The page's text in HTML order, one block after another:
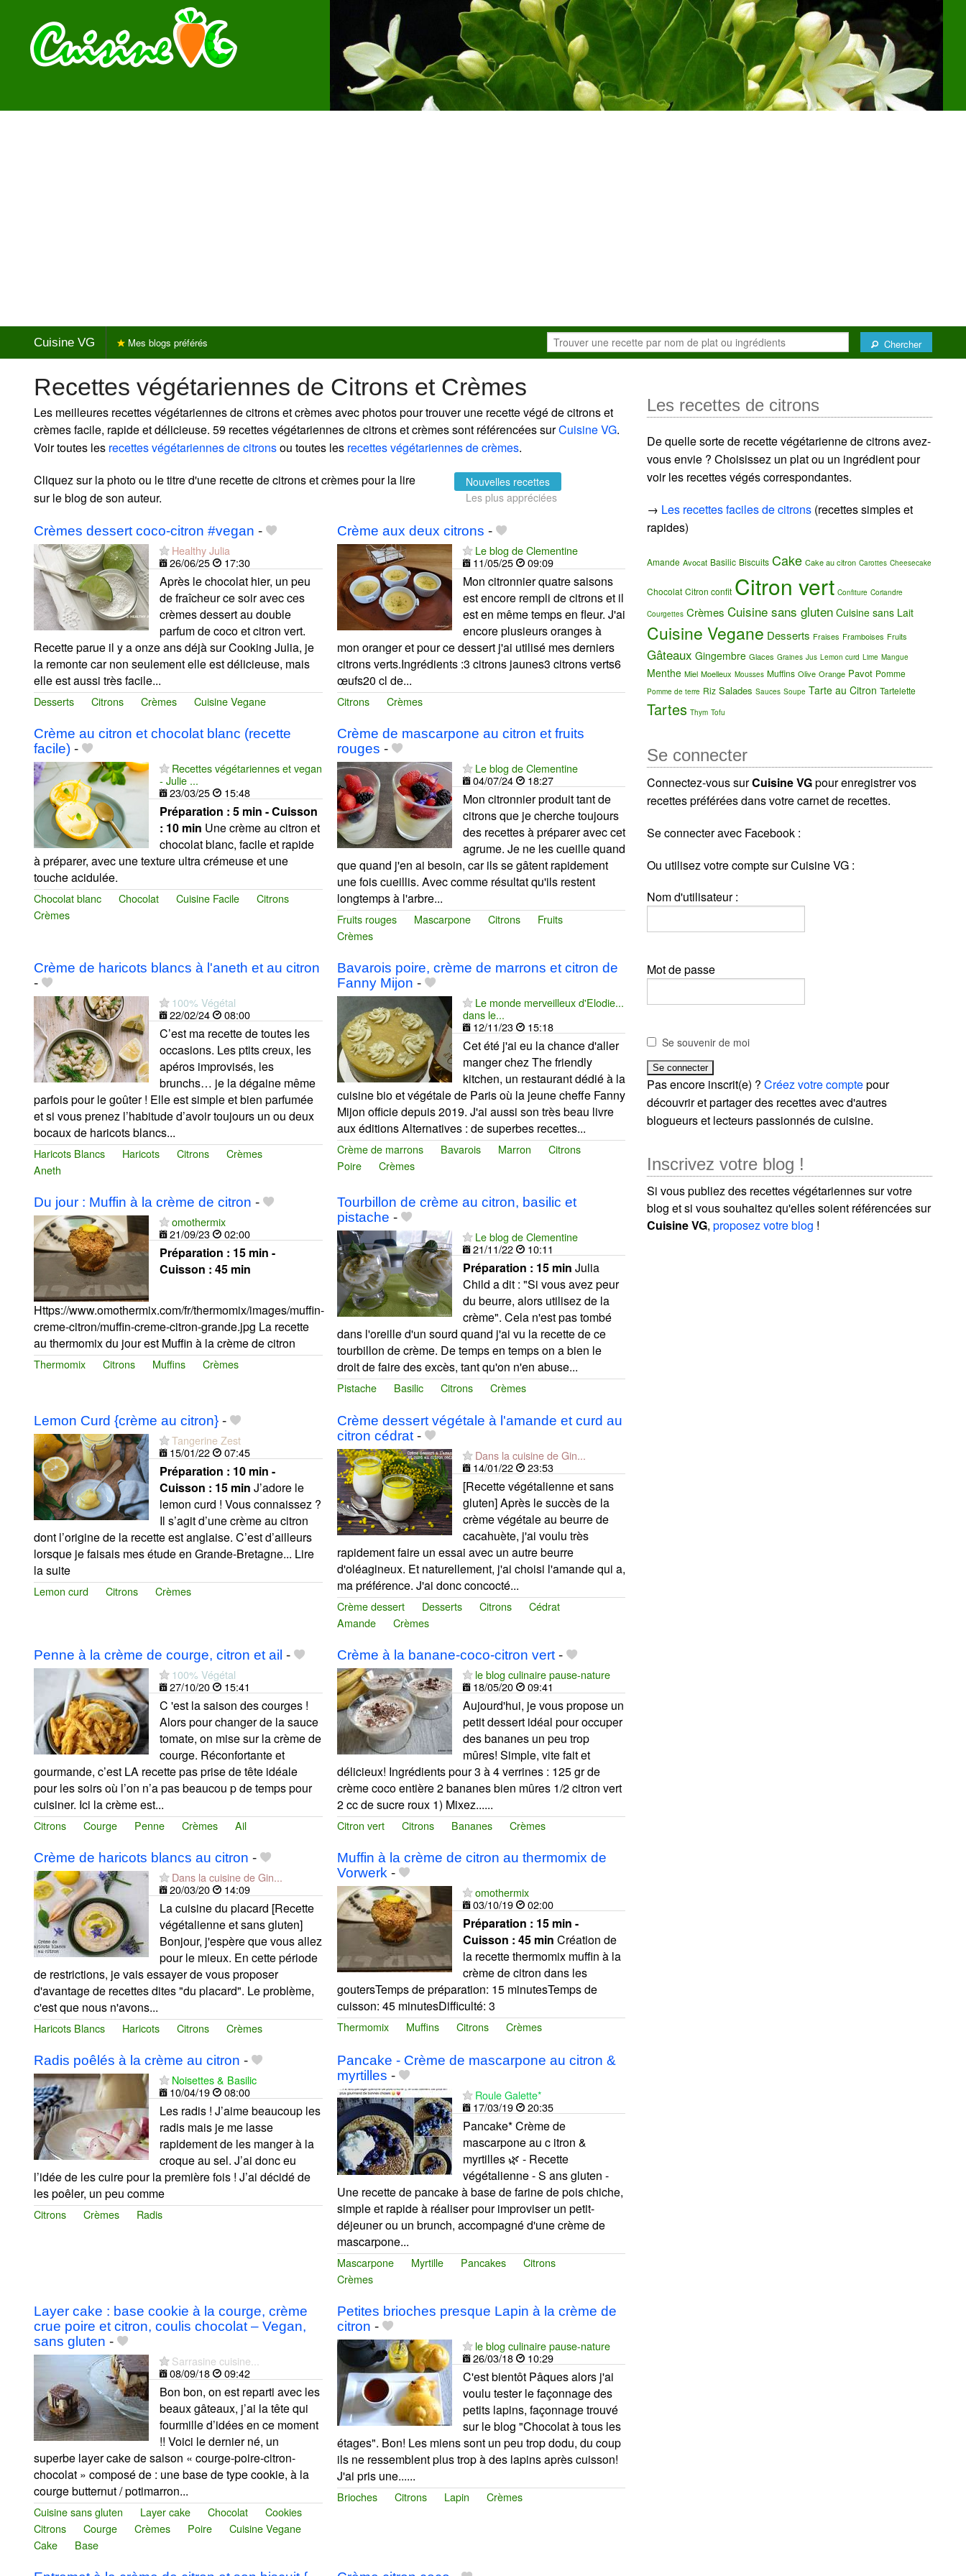
Cuisine VG Chercher
Mes blogs préférés
Recettes végétariennes de Citrons et Crèmes
Les meilleures recettes végétariennes de citrons et crèmes avec photos pour trouver une recette végé de citrons et
crèmes facile, rapide et délicieuse. 59 recettes végétariennes de citrons et crèmes sont référencées surCuisine VG.
Voir toutes les recettes végétariennes de citronsou toutes les recettes végétariennes de crèmes.
Cliquez sur la photo ou le titre d'une recette de citrons et crèmes pour la lire
sur le blog de son auteur.
Nouvelles recettes
Les plus appréciées
Crèmes dessert coco-citron #vegan -
Healthy Julia
26/06/25
17:30
Après le chocolat hier, un peu
de fraîcheur ce soir avec ces
crèmes dessert au double
parfum de coco et citron vert.
Recette parue il y a onze ans déjà sur Cooking Julia, je
la remonte car non seulement elle est délicieuse, mais
elle est aussi très facile...
Desserts Citrons Crèmes Cuisine Vegane
Crème aux deux citrons -
Le blog de Clementine
11/05/25
09:09
Mon citronnier quatre saisons
est encore rempli de citrons et il
est en même temps en fleur. J'ai
encore plusieurs oranges à
mon oranger et pour ce dessert j'ai utilisé mes derniers
citrons verts.Ingrédients :3 citrons jaunes3 citrons verts6
œufs20 cl de...
Citrons Crèmes
Crème au citron et chocolat blanc (recette
facile) -
Recettes végétariennes et vegan
- Julie ...
23/03/25
15:48
Préparation : 5 min - Cuisson
: 10 min Une crème au citron et
chocolat blanc, facile et rapide
à préparer, avec une texture ultra crémeuse et une
touche acidulée.
Chocolat blanc Chocolat Cuisine Facile
Citrons
Crèmes
Crème de mascarpone au citron et fruits
rouges -
Le blog de Clementine
04/07/24
18:27
Mon citronnier produit tant de
citrons que je cherche toujours
des recettes à préparer avec cet
agrume. Je ne les cueille quand
que quand j'en ai besoin, car ils se gâtent rapidement
une fois cueillis. Avec comme résultat qu'ils restent
longtemps à l'arbre...
Fruits rouges Mascarpone Citrons
Fruits
Crèmes
Crème de haricots blancs à l'aneth et au citron
-
100% Végétal
22/02/24
08:00
C’est ma recette de toutes les
occasions. Les ptits creux, les
apéros improvisés, les
brunchs… je la dégaine même
parfois pour le goûter ! Elle est simple et bien parfumée
et si vous prenez l’habitude d’avoir toujours un ou deux
bocaux de haricots blancs...
Haricots Blancs Haricots Citrons
Crèmes
Aneth
Bavarois poire, crème de marrons et citron de
Fanny Mijon -
Le monde merveilleux d'Elodie...
dans le...
12/11/23
15:18
Cet été j'ai eu la chance d'aller
manger chez The friendly
kitchen, un restaurant dédié à la
cuisine bio et végétale de Paris où la jeune cheffe Fanny
Mijon officie depuis 2019. J'ai aussi son très beau livre
aux éditions Alternatives : de superbes recettes...
Crème de marrons Bavarois Marron
Citrons
Poire
Crèmes
Du jour : Muffin à la crème de citron -
omothermix
21/09/23
02:00
Préparation : 15 min -
Cuisson : 45 min
Https://www.omothermix.com/fr/thermomix/images/muffin-
creme-citron/muffin-creme-citron-grande.jpg La recette
au thermomix du jour est Muffin à la crème de citron
Thermomix Citrons Muffins Crèmes
Tourbillon de crème au citron, basilic et
pistache -
Le blog de Clementine
21/11/22
10:11
Préparation : 15 min Julia
Child a dit : "Si vous avez peur
du beurre, alors utilisez de la
crème". Cela n'est pas tombé
dans l'oreille d'un sourd quand j'ai vu la recette de ce
tourbillon de crème. De temps en temps on a bien le
droit de faire des excès, tant qu'on n'en abuse...
Pistache Basilic Citrons Crèmes
Lemon Curd {crème au citron} -
Tangerine Zest
15/01/22
07:45
Préparation : 10 min -
Cuisson : 15 min J’adore le
lemon curd ! Vous connaissez ?
Il s’agit d’une crème au citron
dont l’origine de la recette est anglaise. C’est d’ailleurs
lorsque je faisais mes étude en Grande-Bretagne... Lire
la suite
Lemon curd Citrons Crèmes
Crème dessert végétale à l'amande et curd au
citron cédrat-
Dans la cuisine de Gin...
14/01/22
23:53
[Recette végétalienne et sans
gluten] Après le succès de la
crème végétale au beurre de
cacahuète, j'ai voulu très
rapidement faire un essai avec un autre beurre
d'oléagineux. Et naturellement, j'ai choisi l'amande qui a,
ma préférence. J'ai donc concocté...
Crème dessert Desserts Citrons
Cédrat
Amande
Crèmes
Penne à la crème de courge, citron et ail -
100% Végétal
27/10/20
15:41
C 'est la saison des courges !
Alors pour changer de la sauce
tomate, on mise sur la crème de
courge. Réconfortante et
gourmande, c’est LA recette pas prise de tête idéale
pour les soirs où l’on n’a pas beaucou p de temps pour
cuisiner. Ici la crème est...
Citrons Courge Penne Crèmes Ail
Crème à la banane-coco-citron vert-
le blog culinaire pause-nature
18/05/20
09:41
Aujourd'hui, je vous propose un
petit dessert idéal pour occuper
des bananes un peu trop
mûres! Simple, vite fait et
délicieux! Ingrédients pour 3 à 4 verrines : 125 gr de
crème coco entière 2 bananes bien mûres 1/2 citron vert
2 cc de sucre roux 1) Mixez......
Citron vert Citrons Bananes Crèmes
Crème de haricots blancs au citron -
Dans la cuisine de Gin...
20/03/20
14:09
La cuisine du placard [Recette
végétalienne et sans gluten]
Bonjour, j'espère que vous allez
pour le mieux. En cette période
de restrictions, je vais essayer de vous proposer
d'avantage de recettes dites "du placard". Le problème,
c'est que nous n'avons...
Haricots Blancs Haricots Citrons Crèmes
Muffin à la crème de citron au thermomix de
Vorwerk -
omothermix
03/10/19
02:00
Préparation : 15 min -
Cuisson : 45 min Création de
la recette thermomix muffin à la
crème de citron dans les
goutersTemps de préparation: 15 minutesTemps de
cuisson: 45 minutesDifficulté: 3
Thermomix Muffins Citrons Crèmes
Radis poêlés à la crème au citron -
Noisettes & Basilic
10/04/19
08:00
Les radis ! J’aime beaucoup les
radis mais je me lasse
rapidement de les manger à la
croque au sel. J’ai donc eu
l’idée de les cuire pour la première fois ! J’ai décidé de
les poêler, un peu comme
Citrons Crèmes Radis
Pancake - Crème de mascarpone au citron &
myrtilles -
Roule Galette*
17/03/19
20:35
Pancake* Crème de
mascarpone au c itron &
myrtilles 🌿 - Recette
végétalienne - S ans gluten -
Une recette de pancake à base de farine de pois chiche,
simple et rapide à réaliser pour improviser un petit-
déjeuner ou un brunch, accompagné d'une crème de
mascarpone...
Mascarpone Myrtille Pancakes
Citrons
Crèmes
Layer cake : base cookie à la courge, crème
crue poire et citron, coulis chocolat – Vegan,
sans gluten -
Sarrasine cuisine...
08/09/18
09:42
Bon bon, on est reparti avec les
beaux gâteaux, j’ai la tête qui
fourmille d’idées en ce moment
!! Voici le dernier né, un
superbe layer cake de saison « courge-poire-citron-
chocolat » composé de : une base de type cookie, à la
courge butternut / potimarron...
Cuisine sans gluten Layer cake Chocolat
Cookies
Citrons
Courge Crèmes Poire
Cuisine Vegane
Cake
Base
Petites brioches presque Lapin à la crème de
citron -
le blog culinaire pause-nature
26/03/18
10:29
C'est bientôt Pâques alors j'ai
voulu tester le façonnage des
petits lapins, façonnage trouvé
sur le blog "Chocolat à tous les
étages". Bon! Les miens sont un peu trop dodu, du coup
ils ne ressemblent plus trop à des lapins après cuisson!
J'ai pris une......
Brioches Citrons Lapin Crèmes
Les recettes de citrons
De quelle sorte de recette végétarienne de citrons avez-
vous envie ? Choisissez un plat ou un ingrédient pour
voir les recettes végés correspondantes.
→ Les recettes faciles de citrons (recettes simples et
rapides)
Amande Avocat Basilic Biscuits Cake Cake au citron Carottes Cheesecake
Chocolat Citron confit Citron vert Confiture Coriandre
Courgettes Crèmes Cuisine sans gluten Cuisine sans Lait
Cuisine Vegane Desserts Fraises Framboises Fruits
Gâteaux Gingembre Glaces Graines Jus Lemon curd Lime Mangue
Menthe Miel Moelleux Mousses Muffins Olive Orange Pavot Pomme
Pomme de terre Riz Salades Sauces Soupe Tarte au Citron Tartelette
Tartes Thym Tofu
Se connecter
Connectez-vous surCuisine VGpour enregistrer vos
recettes préférées dans votre carnet de recettes.
Se connecter avec Facebook :
Ou utilisez votre compte sur Cuisine VG :
Nom d'utilisateur :
Mot de passe
Se souvenir de moi
Pas encore inscrit(e) ?Créez votre comptepour
découvrir et partager des recettes avec d'autres
blogueurs et lecteurs passionnés de cuisine.
Inscrivez votre blog !
Si vous publiez des recettes végétariennes sur votre
blog et si vous souhaitez qu'elles soient référencées sur
Cuisine VG,proposez votre blog !